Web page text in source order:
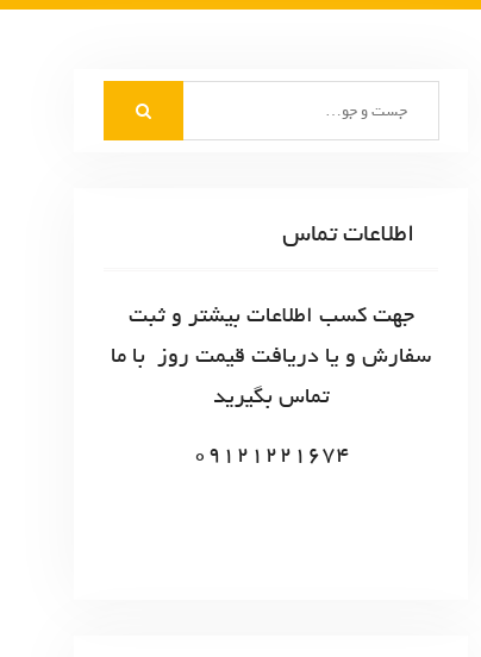
اطلاعات تماس
جهت کسب اطلاعات بیشتر و ثبت
سفارش و یا دریافت قیمت روز با ما
تماس بگیرید
09121221674